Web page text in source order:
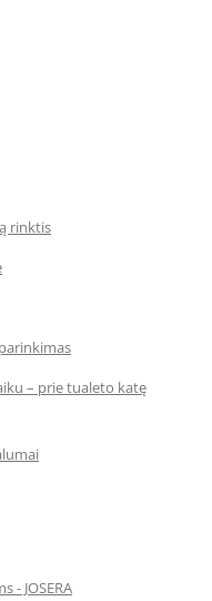
rinktis
– prie tualeto katę
- JOSERA